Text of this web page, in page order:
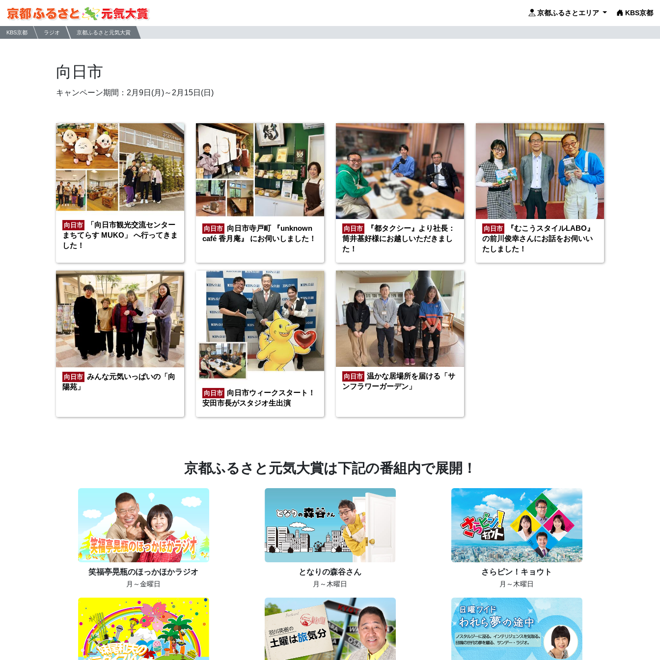
京都ふるさとエリア KBS京都
KBS京都 ラジオ 京都ふるさと元気大賞
向日市
キャンペーン期間：2月9日(月)～2月15日(日)
向日市
「向日市観光交流センター
まちてらす MUKO」 へ行ってきま
した！
向日市
向日市寺戸町 『unknown
café 香月庵』 にお伺いしました！
向日市
『都タクシー』より社長：
筒井基好様にお越しいただきまし
た！
向日市
『むこうスタイルLABO』
の前川俊幸さんにお話をお伺いい
たしました！
向日市 みんな元気いっぱいの「向
陽苑」
向日市
向日市ウィークスタート！
安田市長がスタジオ生出演
向日市 温かな居場所を届ける「サ
ンフラワーガーデン」
京都ふるさと元気大賞は下記の番組内で展開！
笑福亭晃瓶のほっかほかラジオ
月～金曜日
となりの森谷さん
月～木曜日
さらピン！キョウト
月～木曜日